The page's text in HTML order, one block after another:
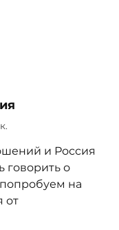
и Россия
говорить о
на
от